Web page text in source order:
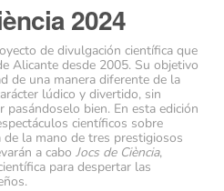
2024
de divulgación científica que
Alicante desde 2005. Su objetivo
de una manera diferente de la
lúdico y divertido, sin
pasándoselo bien. En esta edición
científicos sobre
de la mano de tres prestigiosos
a cabo Jocs de Ciència,
para despertar las